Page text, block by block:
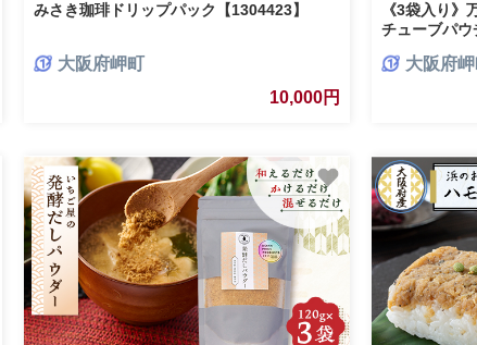
みさき珈琲ドリップパック【1304423】
大阪府岬町
10,000円
《3袋入り》
チューブパ
大阪府